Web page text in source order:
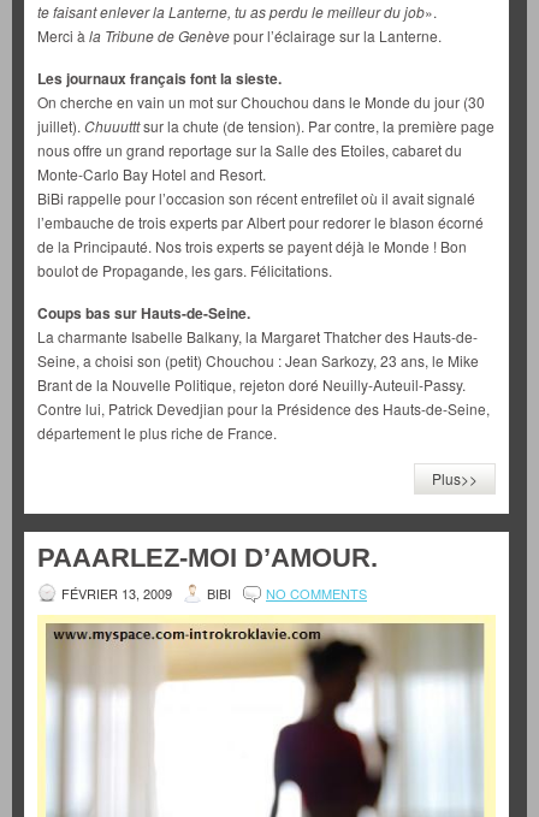
te faisant enlever la Lanterne, tu as perdu le meilleur du job».
Merci àla Tribune de Genèvepour l’éclairage sur la Lanterne.
Les journaux français font la sieste.
On cherche en vain un mot sur Chouchou dans le Monde du jour (30
juillet).Chuuutttsur la chute (de tension). Par contre, la première page
nous offre un grand reportage sur la Salle des Etoiles, cabaret du
Monte-Carlo Bay Hotel and Resort.
BiBi rappelle pour l’occasion son récent entrefilet où il avait signalé
l’embauche de trois experts par Albert pour redorer le blason écorné
de la Principauté. Nos trois experts se payent déjà le Monde ! Bon
boulot de Propagande, les gars. Félicitations.
Coups bas sur Hauts-de-Seine.
La charmante Isabelle Balkany, la Margaret Thatcher des Hauts-de-
Seine, a choisi son (petit) Chouchou : Jean Sarkozy, 23 ans, le Mike
Brant de la Nouvelle Politique, rejeton doré Neuilly-Auteuil-Passy.
Contre lui, Patrick Devedjian pour la Présidence des Hauts-de-Seine,
département le plus riche de France.
Plus>>
PAAARLEZ-MOI D’AMOUR.
FÉVRIER 13, 2009 BIBI NO COMMENTS